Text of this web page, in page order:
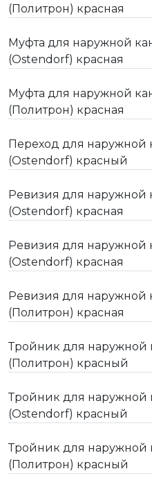
(Политрон) красная
Муфта для наружной
(Ostendorf) красная
Муфта для наружной
(Политрон) красная
Переход для наружной
(Ostendorf) красный
Ревизия для наружной
(Ostendorf) красная
Ревизия для наружной
(Ostendorf) красная
Ревизия для наружной
(Политрон) красная
Тройник для наружной
(Политрон) красный
Тройник для наружной
(Ostendorf) красный
Тройник для наружной
(Политрон) красный